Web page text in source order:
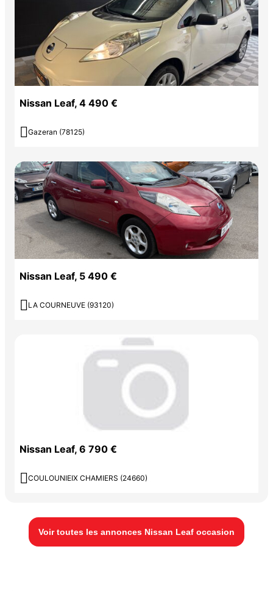
Nissan Leaf, 4 490 €
 Gazeran (78125)
Nissan Leaf, 5 490 €
 LA COURNEUVE (93120)
Nissan Leaf, 6 790 €
 COULOUNIEIX CHAMIERS (24660)
Voir toutes les annonces Nissan Leaf occasion